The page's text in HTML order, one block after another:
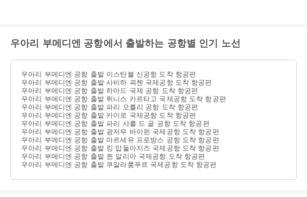
우아리 부메디엔 공항에서 출발하는 공항별 인기 노선
우아리 부메디엔 공항 출발 이스탄불 신공항 도착 항공편
우아리 부메디엔 공항 출발 사비하 괵첸 국제공항 도착 항공편
우아리 부메디엔 공항 출발 하마드 국제 공항 도착 항공편
우아리 부메디엔 공항 출발 튀니스 카르타고 국제공항 도착 항공편
우아리 부메디엔 공항 출발 파리 오를리 공항 도착 항공편
우아리 부메디엔 공항 출발 카이로 국제공항 도착 항공편
우아리 부메디엔 공항 출발 파리 샤를 드 골 공항 도착 항공편
우아리 부메디엔 공항 출발 광저우 바이윈 국제공항 도착 항공편
우아리 부메디엔 공항 출발 마르세유 프로방스 공항 도착 항공편
우아리 부메디엔 공항 출발 킹 압둘아지즈 국제공항 도착 항공편
우아리 부메디엔 공항 출발 퀸 알리아 국제공항 도착 항공편
우아리 부메디엔 공항 출발 쿠알라룸푸르 국제공항 도착 항공편